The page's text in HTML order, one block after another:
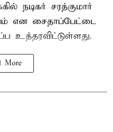
நடிகர் சரத்குமார்
என சைதாப்பேட்டை
உத்தரவிட்டுள்ளது.
More